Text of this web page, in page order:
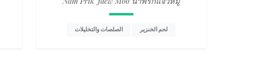
لحم الخنزير الصلصات والتخليلات